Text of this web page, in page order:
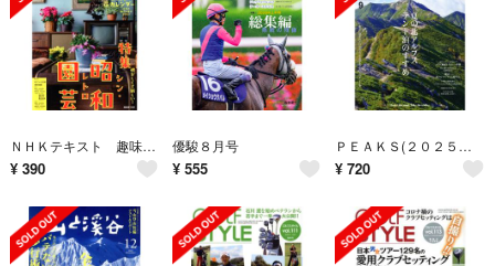
ＮＨＫテキスト 趣味の園芸(１２ ２０２５) 月刊誌／ＮＨＫ出版
¥ 390
優駿８月号
¥ 555
ＰＥＡＫＳ(２０２５年９月号) 隔月刊誌／マイナビ出版
¥ 720